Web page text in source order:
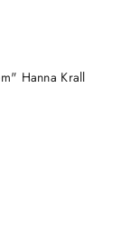
Hanna Krall